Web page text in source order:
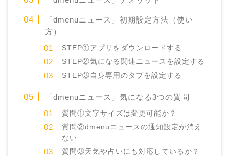
「dmenuニュース」初期設定方法（使い
方）
STEP①アプリをダウンロードする
STEP②気になる関連ニュースを設定する
STEP③自身専用のタブを設定する
「dmenuニュース」気になる3つの質問
質問①文字サイズは変更可能か？
質問②dmenuニュースの通知設定が消え
ない
質問③天気や占いにも対応しているか？